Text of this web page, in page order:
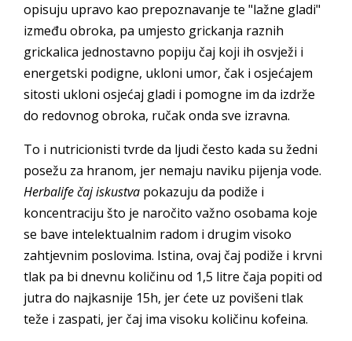
opisuju upravo kao prepoznavanje te "lažne gladi"
između obroka, pa umjesto grickanja raznih
grickalica jednostavno popiju čaj koji ih osvježi i
energetski podigne, ukloni umor, čak i osjećajem
sitosti ukloni osjećaj gladi i pomogne im da izdrže
do redovnog obroka, ručak onda sve izravna.
To i nutricionisti tvrde da ljudi često kada su žedni
posežu za hranom, jer nemaju naviku pijenja vode.
Herbalife čaj iskustva pokazuju da podiže i
koncentraciju što je naročito važno osobama koje
se bave intelektualnim radom i drugim visoko
zahtjevnim poslovima. Istina, ovaj čaj podiže i krvni
tlak pa bi dnevnu količinu od 1,5 litre čaja popiti od
jutra do najkasnije 15h, jer ćete uz povišeni tlak
teže i zaspati, jer čaj ima visoku količinu kofeina.